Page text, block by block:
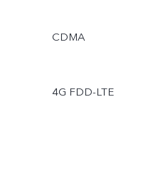
CDMA
4G FDD-LTE